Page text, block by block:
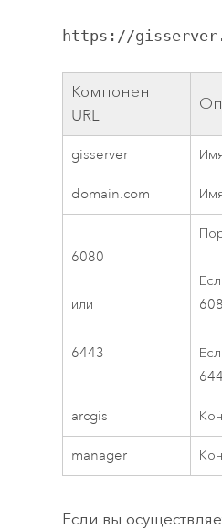
https://
Компонент
URL
gisserver
domain.com
6080
или
6443
arcgis
manager
Если вы